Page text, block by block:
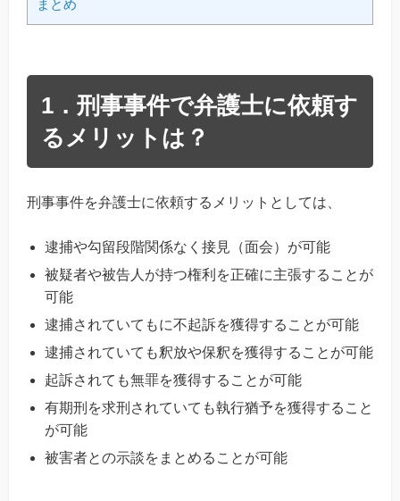
まとめ
1．刑事事件で弁護士に依頼す
るメリットは？
刑事事件を弁護士に依頼するメリットとしては、
逮捕や勾留段階関係なく接見（面会）が可能
被疑者や被告人が持つ権利を正確に主張することが
可能
逮捕されていてもに不起訴を獲得することが可能
逮捕されていても釈放や保釈を獲得することが可能
起訴されても無罪を獲得することが可能
有期刑を求刑されていても執行猶予を獲得すること
が可能
被害者との示談をまとめることが可能